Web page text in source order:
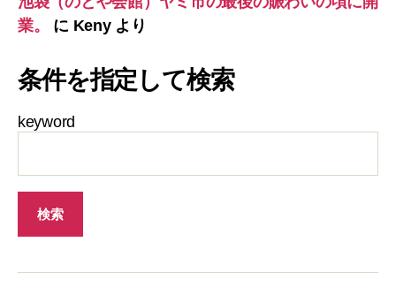
業。
に Kenyより
条件を指定して検索
keyword